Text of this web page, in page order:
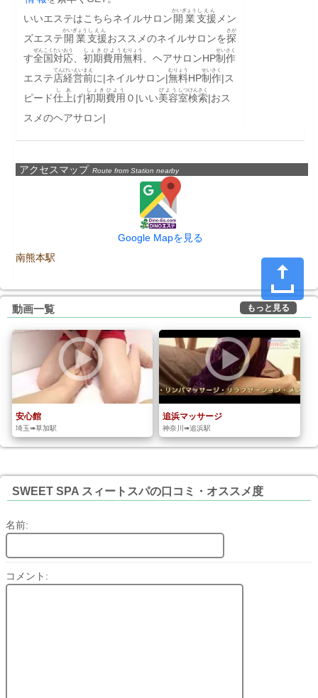
いいエステはこちらネイルサロン 開業
かいぎょう
支援
しえん
メン
ズエステ 開業
かいぎょう
支援
しえん
おススメのネイルサロンを探
さが
す全国
ぜんこく
対応
たいおう
初期
しょき
費用
ひよう
無料
むりょう
、ヘアサロンHP制作
せいさく
エステ店
てん
経営
けいえい
前
まえ
に|ネイルサロン|無料
むりょう
HP制作
せいさく
|ス
ピード仕上
しあ
げ|初期
しょき
費用
ひよう
０|いい美容
びよう
室
しつ
検索
けんさく
|おス
スメのヘアサロン|
アクセスマップ Route from Station nearby
Google Mapを見る
南熊本駅
動画一覧 もっと見る
安心館
埼玉➠草加駅
追浜マッサージ
神奈川➠追浜駅
SWEET SPA スィートスパの口コミ・オススメ度
名前:
コメント: